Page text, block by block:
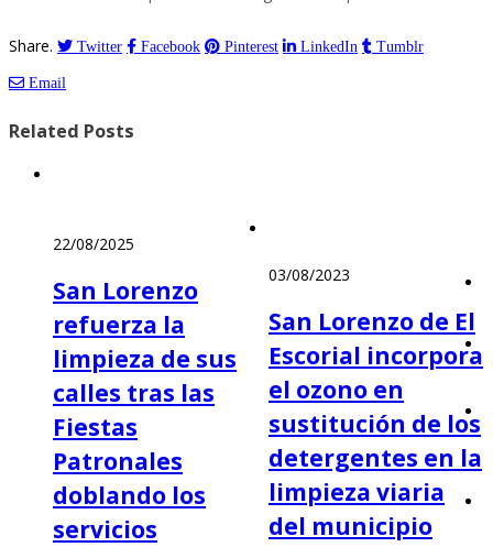
Share. Twitter Facebook Pinterest LinkedIn Tumblr
Email
Related Posts
22/08/2025
San Lorenzo
refuerza la
limpieza de sus
calles tras las
Fiestas
Patronales
doblando los
servicios
03/08/2023
San Lorenzo de El
Escorial incorpora
el ozono en
sustitución de los
detergentes en la
limpieza viaria
del municipio